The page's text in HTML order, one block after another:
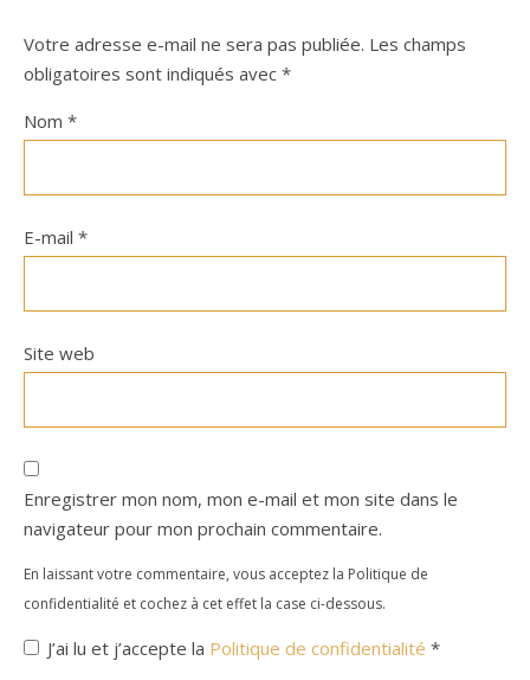
Votre adresse e-mail ne sera pas publiée. Les champs
obligatoires sont indiqués avec *
Nom *
E-mail *
Site web
Enregistrer mon nom, mon e-mail et mon site dans le
navigateur pour mon prochain commentaire.
En laissant votre commentaire, vous acceptez la Politique de
confidentialité et cochez à cet effet la case ci-dessous.
J’ai lu et j’accepte la Politique de confidentialité *